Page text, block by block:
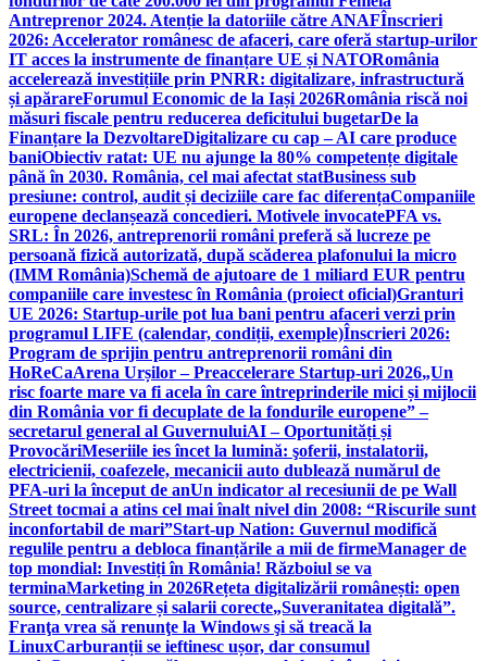
Antreprenor 2024. Atenție la datoriile către ANAFÎnscrieri
2026: Accelerator românesc de afaceri, care oferă startup-urilor
IT acces la instrumente de finanțare UE și NATORomânia
accelerează investițiile prin PNRR: digitalizare, infrastructură
și apărareForumul Economic de la Iași 2026România riscă noi
măsuri fiscale pentru reducerea deficitului bugetarDe la
Finanțare la DezvoltareDigitalizare cu cap – AI care produce
baniObiectiv ratat: UE nu ajunge la 80% competențe digitale
până în 2030. România, cel mai afectat statBusiness sub
presiune: control, audit și deciziile care fac diferențaCompaniile
europene declanșează concedieri. Motivele invocatePFA vs.
SRL: În 2026, antreprenorii români preferă să lucreze pe
persoană fizică autorizată, după scăderea plafonului la micro
(IMM România)Schemă de ajutoare de 1 miliard EUR pentru
companiile care investesc în România (proiect oficial)Granturi
UE 2026: Startup-urile pot lua bani pentru afaceri verzi prin
programul LIFE (calendar, condiții, exemple)Înscrieri 2026:
Program de sprijin pentru antreprenorii români din
HoReCaArena Urșilor – Preaccelerare Startup-uri 2026„Un
risc foarte mare va fi acela în care întreprinderile mici și mijlocii
din România vor fi decuplate de la fondurile europene” –
secretarul general al GuvernuluiAI – Oportunități și
ProvocăriMeseriile ies încet la lumină: şoferii, instalatorii,
electricienii, coafezele, mecanicii auto dublează numărul de
PFA-uri la început de anUn indicator al recesiunii de pe Wall
Street tocmai a atins cel mai înalt nivel din 2008: “Riscurile sunt
inconfortabil de mari”Start-up Nation: Guvernul modifică
regulile pentru a debloca finanțările a mii de firmeManager de
top mondial: Investiți în România! Războiul se va
terminaMarketing in 2026Rețeta digitalizării românești: open
source, centralizare și salarii corecte„Suveranitatea digitală”.
Franţa vrea să renunţe la Windows şi să treacă la
LinuxCarburanții se ieftinesc ușor, dar consumul